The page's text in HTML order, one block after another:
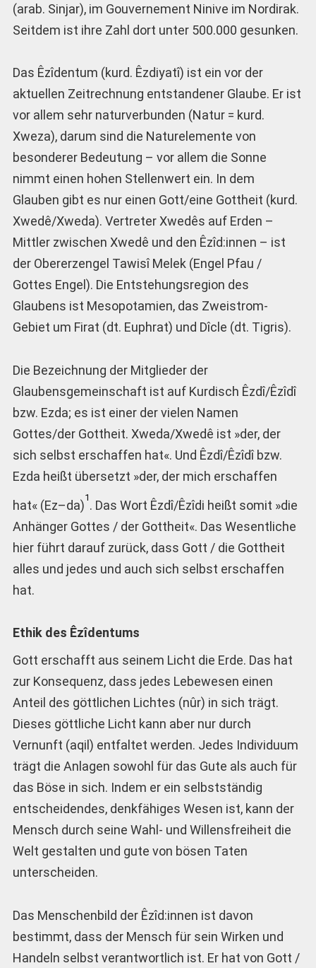
(arab. Sinjar), im Gouvernement Ninive im Nordirak.
Seitdem ist ihre Zahl dort unter 500.000 gesunken.
Das Êzîdentum (kurd. Êzdiyatî) ist ein vor der
aktuellen Zeitrechnung entstandener Glaube. Er ist
vor allem sehr naturverbunden (Natur = kurd.
Xweza), darum sind die Naturelemente von
besonderer Bedeutung – vor allem die Sonne
nimmt einen hohen Stellenwert ein. In dem
Glauben gibt es nur einen Gott/eine Gottheit (kurd.
Xwedê/Xweda). Vertreter Xwedês auf Erden –
Mittler zwischen Xwedê und den Êzîd:innen – ist
der Obererzengel Tawisî Melek (Engel Pfau /
Gottes Engel). Die Entstehungsregion des
Glaubens ist Mesopotamien, das Zweistrom-
Gebiet um Firat (dt. Euphrat) und Dîcle (dt. Tigris).
Die Bezeichnung der Mitglieder der
Glaubensgemeinschaft ist auf Kurdisch Êzdî/Êzîdî
bzw. Ezda; es ist einer der vielen Namen
Gottes/der Gottheit. Xweda/Xwedê ist »der, der
sich selbst erschaffen hat«. Und Êzdî/Êzîdî bzw.
Ezda heißt übersetzt »der, der mich erschaffen
hat« (Ez–da)
1
. Das Wort Êzdî/Êzîdi heißt somit »die
Anhänger Gottes / der Gottheit«. Das Wesentliche
hier führt darauf zurück, dass Gott / die Gottheit
alles und jedes und auch sich selbst erschaffen
hat.
Ethik des Êzîdentums
Gott erschafft aus seinem Licht die Erde. Das hat
zur Konsequenz, dass jedes Lebewesen einen
Anteil des göttlichen Lichtes (nûr) in sich trägt.
Dieses göttliche Licht kann aber nur durch
Vernunft (aqil) entfaltet werden. Jedes Individuum
trägt die Anlagen sowohl für das Gute als auch für
das Böse in sich. Indem er ein selbstständig
entscheidendes, denkfähiges Wesen ist, kann der
Mensch durch seine Wahl- und Willensfreiheit die
Welt gestalten und gute von bösen Taten
unterscheiden.
Das Menschenbild der Êzîd:innen ist davon
bestimmt, dass der Mensch für sein Wirken und
Handeln selbst verantwortlich ist. Er hat von Gott /